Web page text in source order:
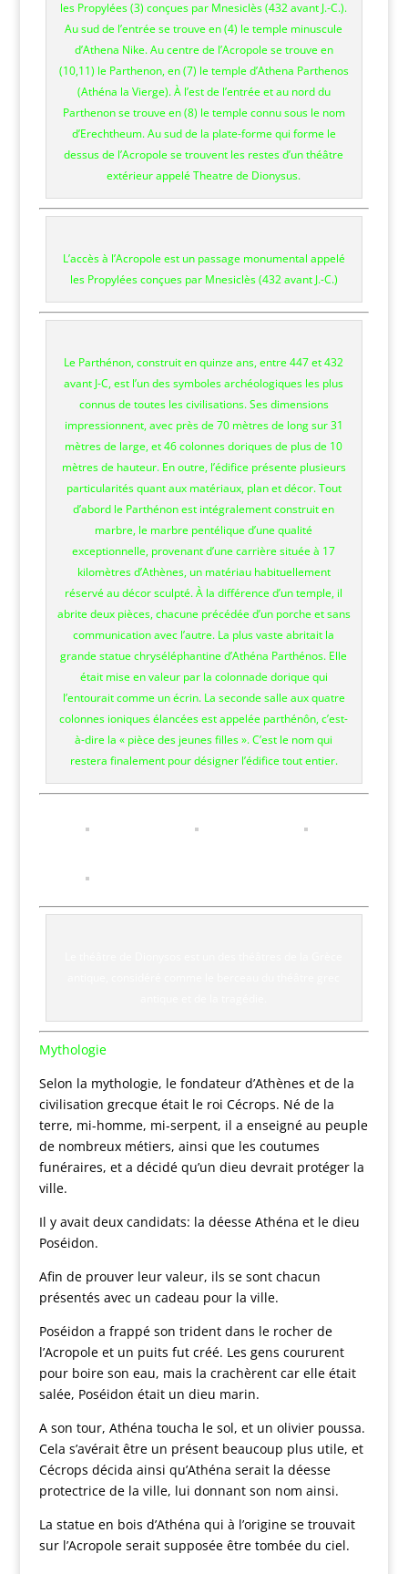
les Propylées (3) conçues par Mnesiclès (432 avant J.-C.).
Au sud de l’entrée se trouve en (4) le temple minuscule
d’Athena Nike. Au centre de l’Acropole se trouve en
(10,11) le Parthenon, en (7) le temple d’Athena Parthenos
(Athéna la Vierge). À l’est de l’entrée et au nord du
Parthenon se trouve en (8) le temple connu sous le nom
d’Erechtheum. Au sud de la plate-forme qui forme le
dessus de l’Acropole se trouvent les restes d’un théâtre
extérieur appelé Theatre de Dionysus.
L’accès à l’Acropole est un passage monumental appelé
les Propylées conçues par Mnesiclès (432 avant J.-C.)
Le Parthénon, construit en quinze ans, entre 447 et 432
avant J-C, est l’un des symboles archéologiques les plus
connus de toutes les civilisations. Ses dimensions
impressionnent, avec près de 70 mètres de long sur 31
mètres de large, et 46 colonnes doriques de plus de 10
mètres de hauteur. En outre, l’édifice présente plusieurs
particularités quant aux matériaux, plan et décor. Tout
d’abord le Parthénon est intégralement construit en
marbre, le marbre pentélique d’une qualité
exceptionnelle, provenant d’une carrière située à 17
kilomètres d’Athènes, un matériau habituellement
réservé au décor sculpté. À la différence d’un temple, il
abrite deux pièces, chacune précédée d’un porche et sans
communication avec l’autre. La plus vaste abritait la
grande statue chryséléphantine d’Athéna Parthénos. Elle
était mise en valeur par la colonnade dorique qui
l’entourait comme un écrin. La seconde salle aux quatre
colonnes ioniques élancées est appelée parthénôn, c’est-
à-dire la « pièce des jeunes filles ». C’est le nom qui
restera finalement pour désigner l’édifice tout entier.
Mythologie
Selon la mythologie, le fondateur d’Athènes et de la
civilisation grecque était le roi Cécrops. Né de la
terre, mi-homme, mi-serpent, il a enseigné au peuple
de nombreux métiers, ainsi que les coutumes
funéraires, et a décidé qu’un dieu devrait protéger la
ville.
Il y avait deux candidats: la déesse Athéna et le dieu
Poséidon.
Afin de prouver leur valeur, ils se sont chacun
présentés avec un cadeau pour la ville.
Poséidon a frappé son trident dans le rocher de
l’Acropole et un puits fut créé. Les gens coururent
pour boire son eau, mais la crachèrent car elle était
salée, Poséidon était un dieu marin.
A son tour, Athéna toucha le sol, et un olivier poussa.
Cela s’avérait être un présent beaucoup plus utile, et
Cécrops décida ainsi qu’Athéna serait la déesse
protectrice de la ville, lui donnant son nom ainsi.
La statue en bois d’Athéna qui à l’origine se trouvait
sur l’Acropole serait supposée être tombée du ciel.